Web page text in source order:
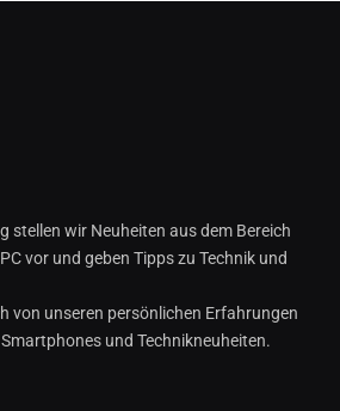
stellen wir Neuheiten aus dem Bereich
vor und geben Tipps zu Technik und
von unseren persönlichen Erfahrungen
und Technikneuheiten.